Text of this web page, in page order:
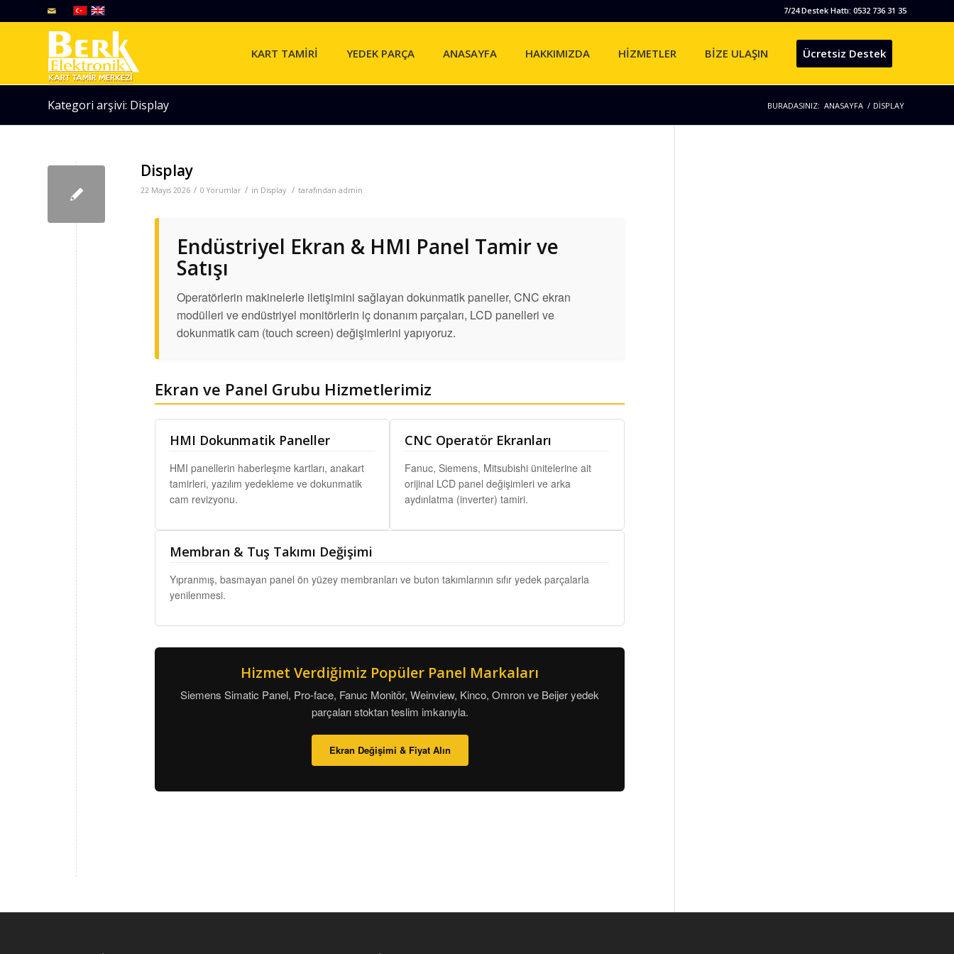
7/24 Destek Hattı: 0532 736 31 35
KART TAMİRİ YEDEK PARÇA ANASAYFA HAKKIMIZDA HİZMETLER BİZE ULAŞIN Ücretsiz Destek
Kategori arşivi: Display BURADASINIZ: ANASAYFA / DISPLAY
Display
22 Mayıs 2026 / 0 Yorumlar / in Display / tarafından admin
Endüstriyel Ekran & HMI Panel Tamir ve
Satışı
Operatörlerin makinelerle iletişimini sağlayan dokunmatik paneller, CNC ekran
modülleri ve endüstriyel monitörlerin iç donanım parçaları, LCD panelleri ve
dokunmatik cam (touch screen) değişimlerini yapıyoruz.
Ekran ve Panel Grubu Hizmetlerimiz
HMI Dokunmatik Paneller
HMI panellerin haberleşme kartları, anakart
tamirleri, yazılım yedekleme ve dokunmatik
cam revizyonu.
CNC Operatör Ekranları
Fanuc, Siemens, Mitsubishi ünitelerine ait
orijinal LCD panel değişimleri ve arka
aydınlatma (inverter) tamiri.
Membran & Tuş Takımı Değişimi
Yıpranmış, basmayan panel ön yüzey membranları ve buton takımlarının sıfır yedek parçalarla
yenilenmesi.
Hizmet Verdiğimiz Popüler Panel Markaları
Siemens Simatic Panel, Pro-face, Fanuc Monitör, Weinview, Kinco, Omron ve Beijer yedek
parçaları stoktan teslim imkanıyla.
Ekran Değişimi & Fiyat Alın